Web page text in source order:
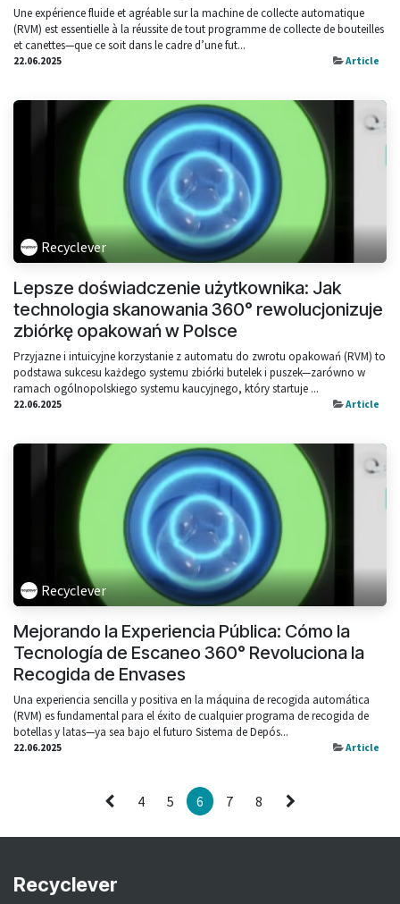
Une expérience fluide et agréable sur la machine de collecte automatique
(RVM) est essentielle à la réussite de tout programme de collecte de bouteilles
et canettes—que ce soit dans le cadre d’une fut...
22.06.2025 Article
Recyclever
Lepsze doświadczenie użytkownika: Jak
technologia skanowania 360° rewolucjonizuje
zbiórkę opakowań w Polsce
Przyjazne i intuicyjne korzystanie z automatu do zwrotu opakowań (RVM) to
podstawa sukcesu każdego systemu zbiórki butelek i puszek—zarówno w
ramach ogólnopolskiego systemu kaucyjnego, który startuje ...
22.06.2025 Article
Recyclever
Mejorando la Experiencia Pública: Cómo la
Tecnología de Escaneo 360° Revoluciona la
Recogida de Envases
Una experiencia sencilla y positiva en la máquina de recogida automática
(RVM) es fundamental para el éxito de cualquier programa de recogida de
botellas y latas—ya sea bajo el futuro Sistema de Depós...
22.06.2025 Article
4 5 6 7 8
Recyclever